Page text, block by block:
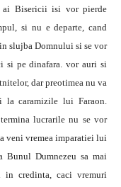
Bisericii isi vor pierde
si nu e departe, cand
slujba Domnului si se vor
si pe dinafara. vor auri si
dar preotimea nu va
la caramizile lui Faraon.
lucrarile nu se vor
veni vremea imparatiei lui
Dumnezeu sa mai
in credinta, caci vremuri